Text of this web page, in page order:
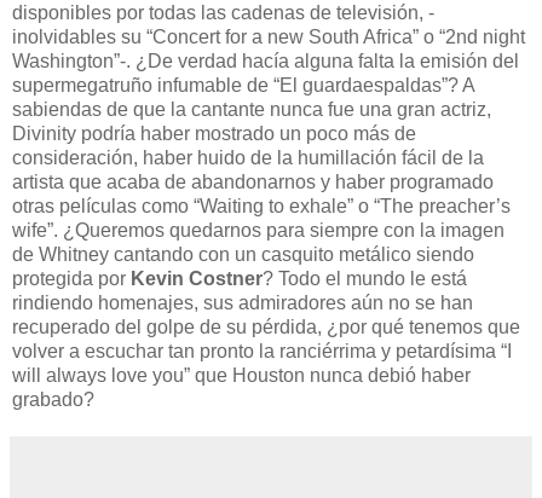
disponibles por todas las cadenas de televisión, -
inolvidables su “Concert for a new South Africa” o “2nd night
Washington”-. ¿De verdad hacía alguna falta la emisión del
supermegatruño infumable de “El guardaespaldas”? A
sabiendas de que la cantante nunca fue una gran actriz,
Divinity podría haber mostrado un poco más de
consideración, haber huido de la humillación fácil de la
artista que acaba de abandonarnos y haber programado
otras películas como “Waiting to exhale” o “The preacher’s
wife”. ¿Queremos quedarnos para siempre con la imagen
de Whitney cantando con un casquito metálico siendo
protegida por Kevin Costner? Todo el mundo le está
rindiendo homenajes, sus admiradores aún no se han
recuperado del golpe de su pérdida, ¿por qué tenemos que
volver a escuchar tan pronto la ranciérrima y petardísima “I
will always love you” que Houston nunca debió haber
grabado?